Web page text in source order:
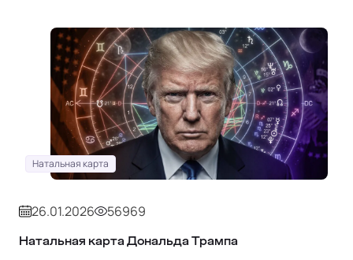
Натальная карта
26.01.2026 56969
Натальная карта Дональда Трампа